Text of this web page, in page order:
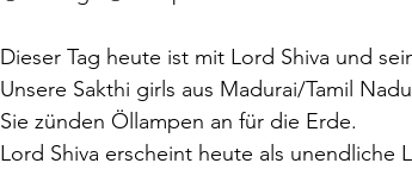
Dieser Tag heute ist mit Lord Shiva und
Unsere Sakthi girls aus Madurai/Tamil
Sie zünden Öllampen an für die Erde.
Lord Shiva erscheint heute als unendliche